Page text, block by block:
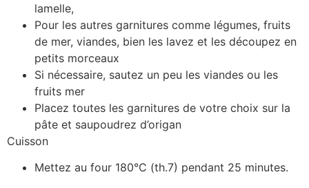
lamelle,
Pour les autres garnitures comme légumes, fruits
de mer, viandes, bien les lavez et les découpez en
petits morceaux
Si nécessaire, sautez un peu les viandes ou les
fruits mer
Placez toutes les garnitures de votre choix sur la
pâte et saupoudrez d’origan
Cuisson
Mettez au four 180°C (th.7) pendant 25 minutes.